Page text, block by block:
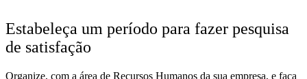
Estabeleça um período para fazer pesquisa
de satisfação
Organize, com a área de Recursos Humanos da sua empresa, e faça